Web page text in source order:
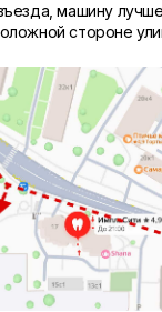
машину
стороне